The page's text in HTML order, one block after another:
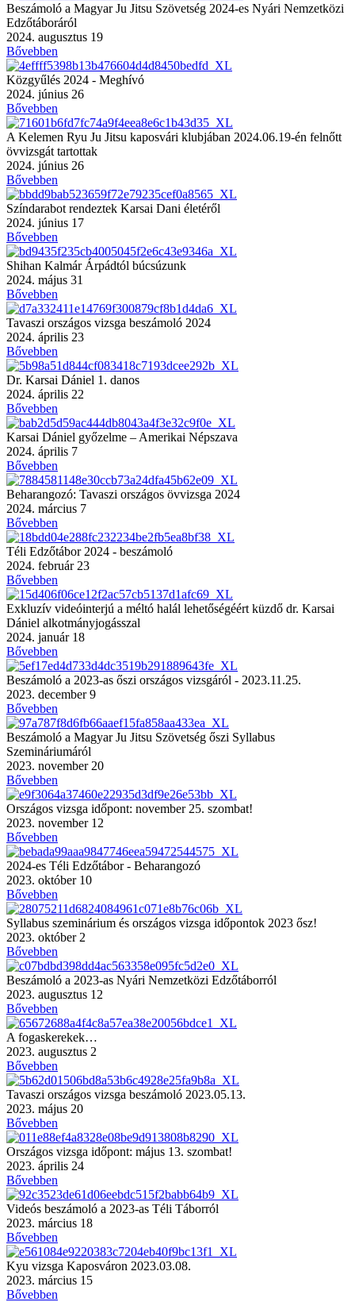
Beszámoló a Magyar Ju Jitsu Szövetség 2024-es Nyári Nemzetközi
Edzőtáboráról
2024. augusztus 19
Bővebben
Közgyűlés 2024 - Meghívó
2024. június 26
Bővebben
A Kelemen Ryu Ju Jitsu kaposvári klubjában 2024.06.19-én felnőtt
övvizsgát tartottak
2024. június 26
Bővebben
Színdarabot rendeztek Karsai Dani életéről
2024. június 17
Bővebben
Shihan Kalmár Árpádtól búcsúzunk
2024. május 31
Bővebben
Tavaszi országos vizsga beszámoló 2024
2024. április 23
Bővebben
Dr. Karsai Dániel 1. danos
2024. április 22
Bővebben
Karsai Dániel győzelme – Amerikai Népszava
2024. április 7
Bővebben
Beharangozó: Tavaszi országos övvizsga 2024
2024. március 7
Bővebben
Téli Edzőtábor 2024 - beszámoló
2024. február 23
Bővebben
Exkluzív videóinterjú a méltó halál lehetőségéért küzdő dr. Karsai
Dániel alkotmányjogásszal
2024. január 18
Bővebben
Beszámoló a 2023-as őszi országos vizsgáról - 2023.11.25.
2023. december 9
Bővebben
Beszámoló a Magyar Ju Jitsu Szövetség őszi Syllabus
Szemináriumáról
2023. november 20
Bővebben
Országos vizsga időpont: november 25. szombat!
2023. november 12
Bővebben
2024-es Téli Edzőtábor - Beharangozó
2023. október 10
Bővebben
Syllabus szeminárium és országos vizsga időpontok 2023 ősz!
2023. október 2
Bővebben
Beszámoló a 2023-as Nyári Nemzetközi Edzőtáborról
2023. augusztus 12
Bővebben
A fogaskerekek…
2023. augusztus 2
Bővebben
Tavaszi országos vizsga beszámoló 2023.05.13.
2023. május 20
Bővebben
Országos vizsga időpont: május 13. szombat!
2023. április 24
Bővebben
Videós beszámoló a 2023-as Téli Táborról
2023. március 18
Bővebben
Kyu vizsga Kaposváron 2023.03.08.
2023. március 15
Bővebben